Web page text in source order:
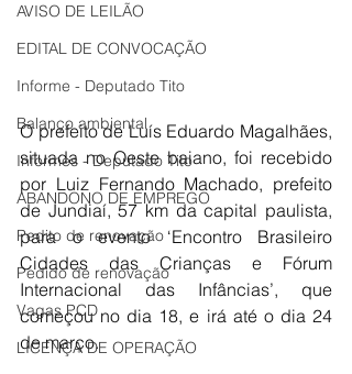
AVISO DE LEILÃO
EDITAL DE CONVOCAÇÃO
Informe - Deputado Tito
Balanço ambiental
Informes - Deputado Tito
ABANDONO DE EMPREGO
Pedito de renovação
Pedido de renovação
Vagas PCD
LICENÇA DE OPERAÇÃO
O prefeito de Luís Eduardo Magalhães,
situada no Oeste baiano, foi recebido
por Luiz Fernando Machado, prefeito
de Jundiaí, 57 km da capital paulista,
para o evento ‘Encontro Brasileiro
Cidades das Crianças e Fórum
Internacional das Infâncias’, que
começou no dia 18, e irá até o dia 24
de março.